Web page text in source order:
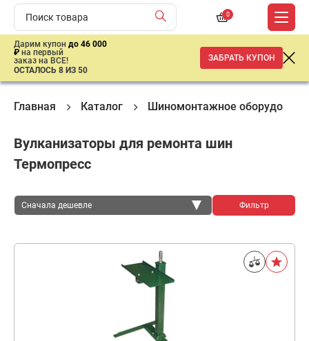
0
Дарим купон до 46 000
₽ на первый
заказ на ВСЕ!
ОСТАЛОСЬ 8 ИЗ 50
ЗАБРАТЬ КУПОН
Главная Каталог Шиномонтажное
Вулканизаторы для ремонта шин
Термопресс
Сначала дешевле Фильтр